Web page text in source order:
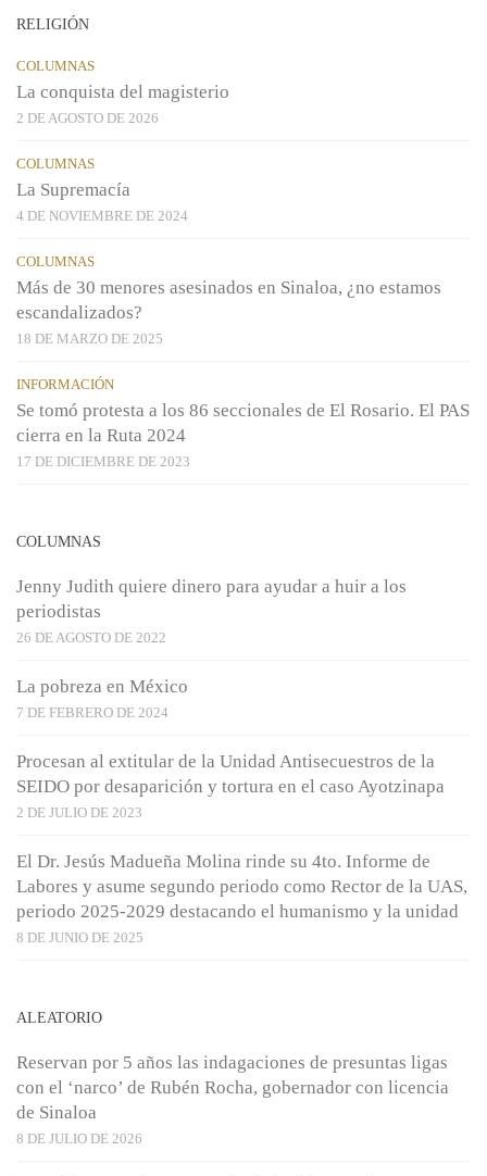
RELIGIÓN
COLUMNAS
La conquista del magisterio
2 DE AGOSTO DE 2026
COLUMNAS
La Supremacía
4 DE NOVIEMBRE DE 2024
COLUMNAS
Más de 30 menores asesinados en Sinaloa, ¿no estamos
escandalizados?
18 DE MARZO DE 2025
INFORMACIÓN
Se tomó protesta a los 86 seccionales de El Rosario. El PAS
cierra en la Ruta 2024
17 DE DICIEMBRE DE 2023
COLUMNAS
Jenny Judith quiere dinero para ayudar a huir a los
periodistas
26 DE AGOSTO DE 2022
La pobreza en México
7 DE FEBRERO DE 2024
Procesan al extitular de la Unidad Antisecuestros de la
SEIDO por desaparición y tortura en el caso Ayotzinapa
2 DE JULIO DE 2023
El Dr. Jesús Madueña Molina rinde su 4to. Informe de
Labores y asume segundo periodo como Rector de la UAS,
periodo 2025-2029 destacando el humanismo y la unidad
8 DE JUNIO DE 2025
ALEATORIO
Reservan por 5 años las indagaciones de presuntas ligas
con el ‘narco’ de Rubén Rocha, gobernador con licencia
de Sinaloa
8 DE JULIO DE 2026